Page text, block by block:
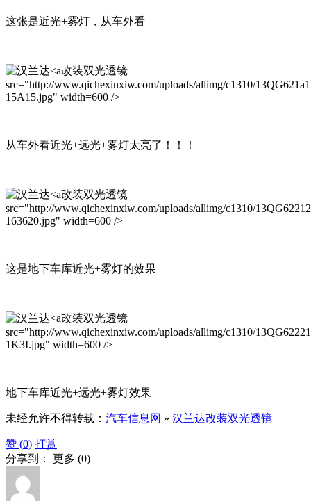
这张是近光+雾灯，从车外看
改装双光透镜
src="http://www.qichexinxiw.com/uploads/allimg/c1310/
15A15.jpg" width=600 />
从车外看近光+远光+雾灯太亮了！！！
改装双光透镜
src="http://www.qichexinxiw.com/uploads/allimg/c1310/
163620.jpg" width=600 />
这是地下车库近光+雾灯的效果
改装双光透镜
src="http://www.qichexinxiw.com/uploads/allimg/c1310/
1K3I.jpg" width=600 />
地下车库近光+远光+雾灯效果
未经允许不得转载： 汽车信息网 » 汉兰达改装双光透镜
赞 (0) 打赏
分享到： 更多 (0)